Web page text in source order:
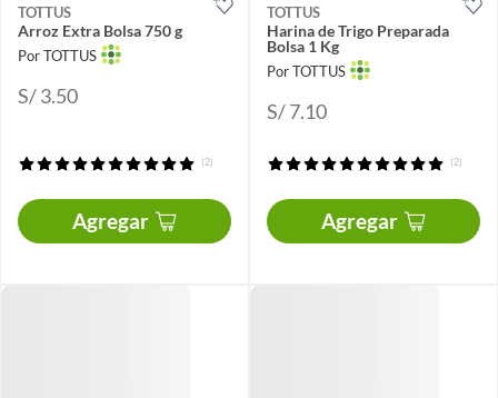
TOTTUS
Arroz Extra Bolsa 750 g
Por TOTTUS
S/ 3.50
(2)
Agregar
TOTTUS
Harina de Trigo Preparada
Bolsa 1 Kg
Por TOTTUS
S/ 7.10
(2)
Agregar